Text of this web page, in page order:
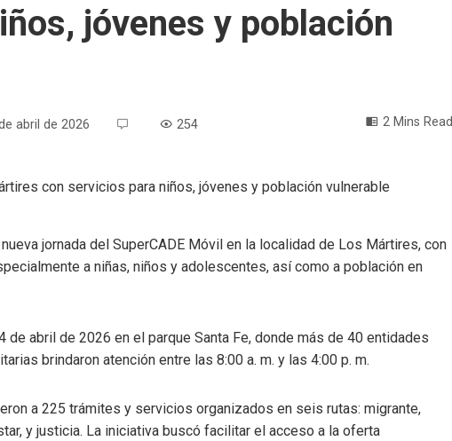
jóvenes y población
abril de 2026 254 2 Mins Read
jornada del SuperCADE Móvil en la localidad de Los Mártires, con
a niñas, niños y adolescentes, así como a población en
abril de 2026 en el parque Santa Fe, donde más de 40 entidades
brindaron atención entre las 8:00 a. m. y las 4:00 p. m.
a 225 trámites y servicios organizados en seis rutas: migrante,
y justicia. La iniciativa buscó facilitar el acceso a la oferta